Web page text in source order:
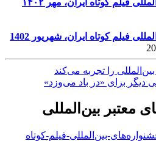
فیلم کوتاه ایران، مهر ۱۴۰۲
فیلم کوتاه ایران، شهریور 1402
را تجربه می‌کند
معتبر بین‌المللی